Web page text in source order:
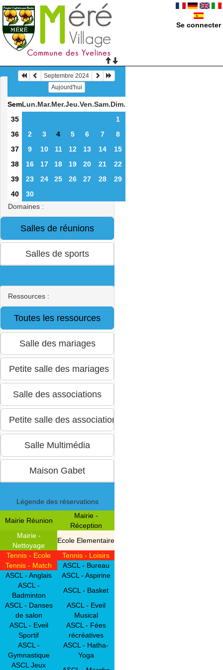
Se connecter
Septembre 2024
Aujourd'hui
SemLun.Mar.Mer.Jeu.Ven.Sam.Dim.
35
1
36
2 3 4 5 6 7
8
37
9 10 11 12 13 14
15
38
16 17 18 19 20 21
22
39
23 24 25 26 27 28
29
40
30
Domaines :
Ressources :
Légende des réservations
Mairie Réunion
Mairie -
Réception
Mairie -
Nettoyage
Ecole Elementaire
Tennis - Ecole
Tennis - Loisirs
Tennis - Match
ASCL - Bureau
ASCL - Anglais
ASCL - Aspirine
ASCL -
Badminton
ASCL - Basket
ASCL - Danses
de salon
ASCL - Eveil
Musical
ASCL - Eveil
Sportif
ASCL - Fées
récréatives
ASCL -
Gymnastique
ASCL - Hatha-
Yoga
ASCL Jeux